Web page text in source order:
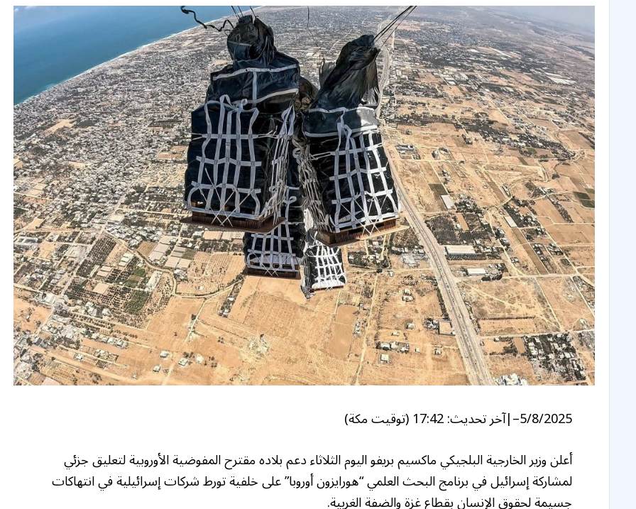
5/8/2025
–
|آخر تحديث:17:42 (توقيت مكة)
أعلن وزير الخارجية البلجيكي ماكسيم بريفو اليوم الثلاثاء دعم بلاده مقترح المفوضية الأوروبية لتعليق جزئي
لمشاركة إسرائيل في برنامج البحث العلمي “هورايزون أوروبا” على خلفية تورط شركات إسرائيلية في انتهاكات
جسيمة لحقوق الإنسان بقطاع غزة والضفة الغربية.